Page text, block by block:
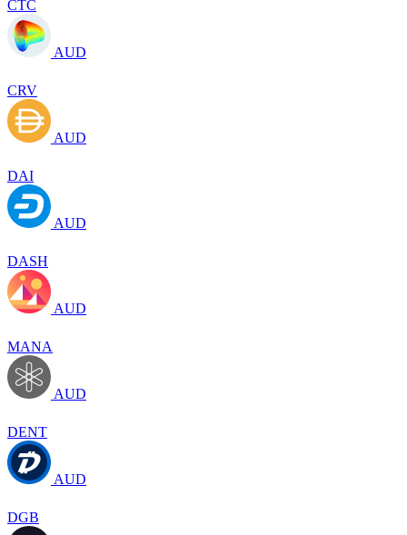
CTC
AUD
CRV
AUD
DAI
AUD
DASH
AUD
MANA
AUD
DENT
AUD
DGB